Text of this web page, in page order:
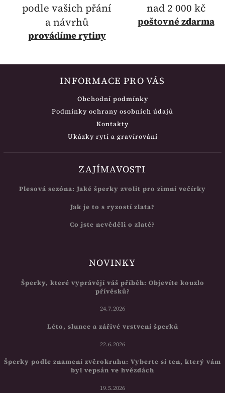
podle vašich přání
a návrhů
provádíme rytiny
nad 2 000 kč
poštovnézdarma
INFORMACE PRO VÁS
Obchodní podmínky
Podmínky ochrany osobních údajů
Kontakty
Ukázky rytí a gravírování
ZAJÍMAVOSTI
Plesová sezóna: Jaké šperky zvolit pro zimní večírky
Jak je to s ryzostí zlata?
Co jste nevěděli o zlatě?
NOVINKY
Šperky, které vyprávějí váš příběh: Objevíte kouzlo
přívěsků?
24.7.2026
Léto, slunce a zářivé vrstvení šperků
22.6.2026
Šperky podle znamení zvěrokruhu: Vyberte si ten, který vám
byl vepsán ve hvězdách
19.5.2026